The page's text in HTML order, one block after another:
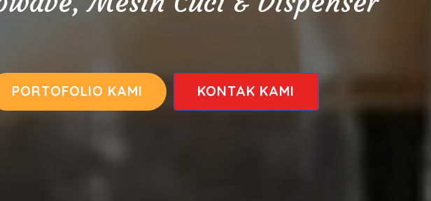
PORTOFOLIO KAMI KONTAK KAMI